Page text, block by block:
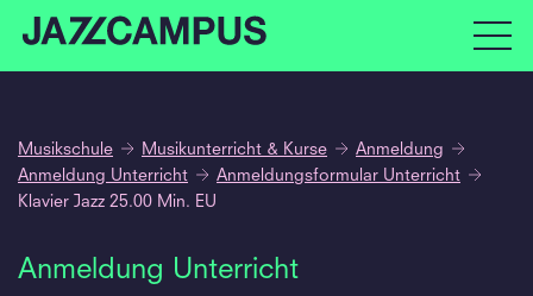
Musikschule Musikunterricht & Kurse
Anmeldung
Anmeldung Unterricht
Anmeldungsformular Unterricht
Klavier Jazz 25.00 Min. EU
Anmeldung Unterricht